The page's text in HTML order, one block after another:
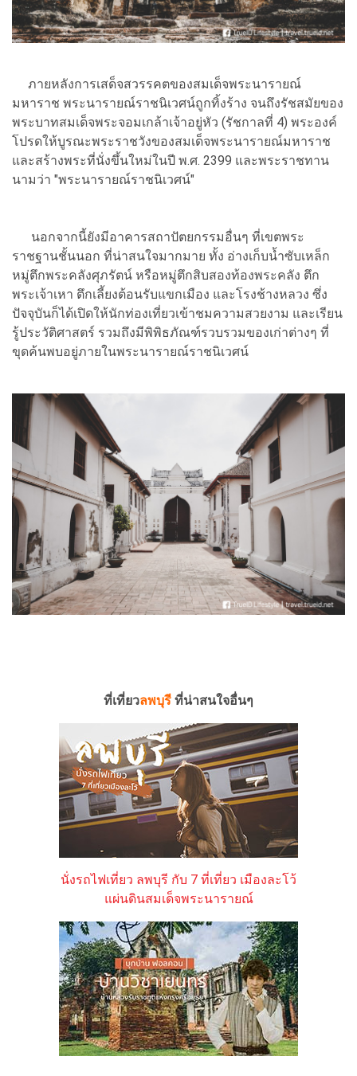
ภายหลังการเสด็จสวรรคตของสมเด็จพระนารายณ์
มหาราช พระนารายณ์ราชนิเวศน์ถูกทิ้งร้าง จนถึงรัชสมัยของ
พระบาทสมเด็จพระจอมเกล้าเจ้าอยู่หัว (รัชกาลที่ 4) พระองค์
โปรดให้บูรณะพระราชวังของสมเด็จพระนารายณ์มหาราช
และสร้างพระที่นั่งขึ้นใหม่ในปี พ.ศ. 2399 และพระราชทาน
นามว่า "พระนารายณ์ราชนิเวศน์"
นอกจากนี้ยังมีอาคารสถาปัตยกรรมอื่นๆ ที่เขตพระ
ราชฐานชั้นนอก ที่น่าสนใจมากมาย ทั้ง อ่างเก็บน้ำซับเหล็ก
หมู่ตึกพระคลังศุภรัตน์ หรือหมู่ตึกสิบสองท้องพระคลัง ตึก
พระเจ้าเหา ตึกเลี้ยงต้อนรับแขกเมือง และโรงช้างหลวง ซึ่ง
ปัจจุบันก็ได้เปิดให้นักท่องเที่ยวเข้าชมความสวยงาม และเรียน
รู้ประวัติศาสตร์ รวมถึงมีพิพิธภัณฑ์รวบรวมของเก่าต่างๆ ที่
ขุดค้นพบอยู่ภายในพระนารายณ์ราชนิเวศน์
ที่เที่ยวลพบุรี ที่น่าสนใจอื่นๆ
นั่งรถไฟเที่ยว ลพบุรี กับ 7 ที่เที่ยว เมืองละโว้
แผ่นดินสมเด็จพระนารายณ์